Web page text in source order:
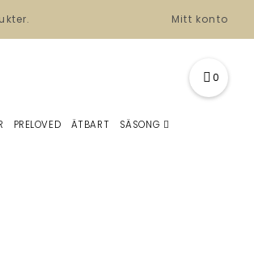
Mitt konto
0
PRELOVED ÄTBART
SÄSONG